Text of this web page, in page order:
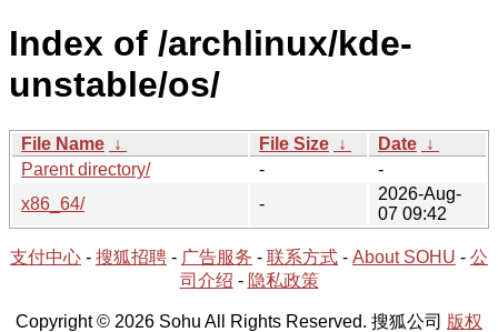
Index of /archlinux/kde-
unstable/os/
File Name ↓ File Size ↓ Date ↓
Parent directory/
-
-
x86_64/
-
2026-Aug-
07 09:42
支付中心 - 搜狐招聘 - 广告服务 - 联系方式 - About SOHU - 公
司介绍 - 隐私政策
Copyright © 2026 Sohu All Rights Reserved. 搜狐公司 版权